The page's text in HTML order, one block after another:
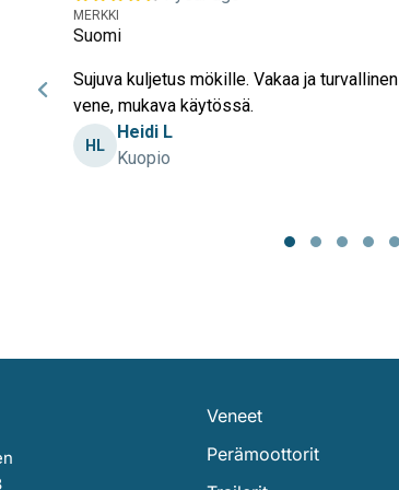
MERKKI
Suomi
Sujuva kuljetus mökille. Vakaa ja turvallinen
vene, mukava käytössä.
HL
Heidi L
Kuopio
Veneet
Perämoottorit